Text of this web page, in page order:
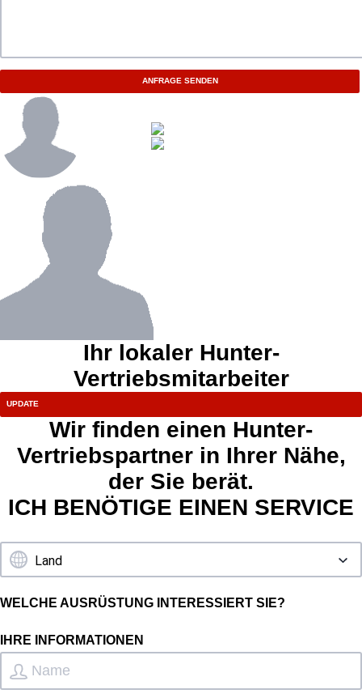
ANFRAGE SENDEN
Ihr lokaler Hunter-
Vertriebsmitarbeiter
Wir finden einen Hunter-
Vertriebspartner in Ihrer Nähe,
der Sie berät.
ICH BENÖTIGE EINEN SERVICE
WELCHE AUSRÜSTUNG INTERESSIERT SIE?
IHRE INFORMATIONEN